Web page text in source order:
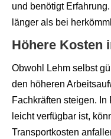
und benötigt
länger als bei
Höhere Kosten
Obwohl Lehm selbst
den höheren
Fachkräften steigen.
leicht verfügbar ist,
Transportkosten